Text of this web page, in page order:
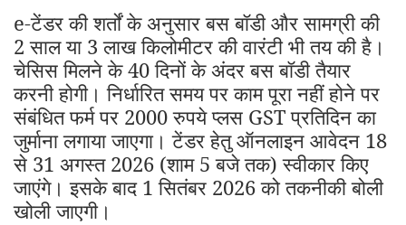
e-टेंडर की शर्तों के अनुसार बस बॉडी और सामग्री की
2 साल या 3 लाख किलोमीटर की वारंटी भी तय की है।
चेसिस मिलने के 40 दिनों के अंदर बस बॉडी तैयार
करनी होगी। निर्धारित समय पर काम पूरा नहीं होने पर
संबंधित फर्म पर 2000 रुपये प्लस GST प्रतिदिन का
जुर्माना लगाया जाएगा। टेंडर हेतु ऑनलाइन आवेदन 18
से 31 अगस्त 2026 (शाम 5 बजे तक) स्वीकार किए
जाएंगे। इसके बाद 1 सितंबर 2026 को तकनीकी बोली
खोली जाएगी।